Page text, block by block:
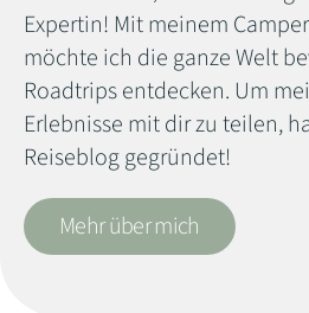
Expertin! Mit meinem
möchte ich die ganze Welt
Roadtrips entdecken. Um
Erlebnisse mit dir zu teilen,
Reiseblog gegründet!
Mehr über mich